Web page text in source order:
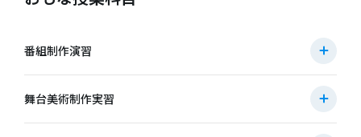
番組制作演習
舞台美術制作実習